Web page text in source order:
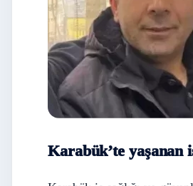
Karabük’te yaşanan